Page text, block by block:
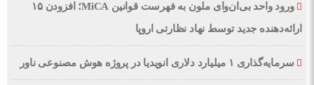
ورود واحد بی‌ان‌وای ملون به فهرست قوانین MiCA؛ افزودن ۱۵
ارائه‌دهنده جدید توسط نهاد نظارتی اروپا
سرمایه‌گذاری ۱ میلیارد دلاری انویدیا در پروژه هوش مصنوعی ناور